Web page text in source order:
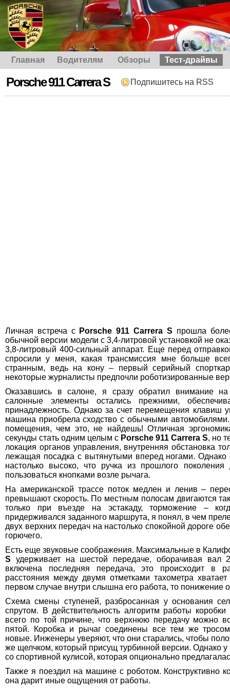
Главная Водителям Обзоры Тест-драйвы
Porsche 911 Carrera S Подпишитесь на RSS
Личная встреча с Porsche 911 Carrera S прошла
обычной версии модели с 3,4-литровой установкой не
3,8-литровый 400-сильный аппарат. Еще перед
спросили у меня, какая трансмиссия мне больше
странным, ведь на кону – первый серийный
некоторые журналисты предпочли роботизированные
Оказавшись в салоне, я сразу обратил внимание на
салонные элементы остались прежними,
принадлежность. Однако за счет перемещения клавиш
машина приобрела сходство с обычными
помещения, чем это, не найдешь! Отличная
секунды стать одним целым с Porsche 911 Carrera S, но
локация органов управления, внутренняя обстановка
лежащая посадка с вытянутыми вперед ногами. Однако
настолько высоко, что ручка из прошлого
пользоваться кнопками возле рычага.
На американской трассе поток медлен и ленив –
превышают скорость. По местным полосам двигаются
только при въезде на эстакаду, торможение –
придерживался заданного маршрута, я понял, в чем
двух верхних передач на настолько спокойной дороге
горючего.
Есть еще звуковые соображения. Максимальные в
S удерживает на шестой передаче, оборачивая вал
включена последняя передача, это происходит в
расстояния между двумя отметками тахометра
первом случае внутри слышна его работа, то понижение
Схема смены ступеней, разбросанная у основания
спрутом. В действительность алгоритм работы
всего по той причине, что верхнюю передачу можно
пятой. Коробка и рычаг соединены все тем же
новые. Инженеры уверяют, что они старались, чтобы
же щелчком, который присущ турбинной версии. Однако у
со спортивной кулисой, которая опционально
Также я поездил на машине с роботом. Конструктивно
она дарит иные ощущения от работы.